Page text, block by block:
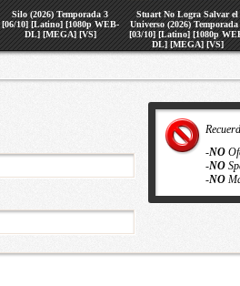
Silo (2026) Temporada 3
[06/10] [Latino] [1080p WEB-
DL] [MEGA] [VS]
Stuart No Logra Salvar el
Universo (2026) Temporada
[03/10] [Latino] [1080p
DL] [MEGA] [VS]
-NO
-NO
-NO